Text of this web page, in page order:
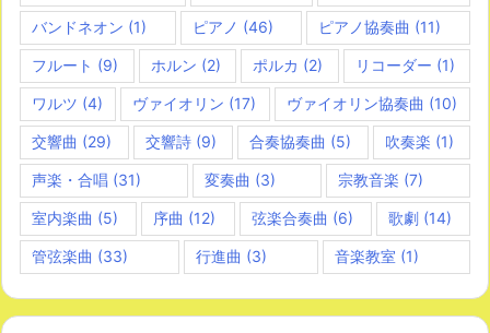
バンドネオン (1) ピアノ (46) ピアノ協奏曲 (11)
フルート (9) ホルン (2) ポルカ (2) リコーダー (1)
ワルツ (4) ヴァイオリン (17) ヴァイオリン協奏曲 (10)
交響曲 (29) 交響詩(9) 合奏協奏曲 (5) 吹奏楽 (1)
声楽・合唱 (31) 変奏曲 (3) 宗教音楽 (7)
室内楽曲 (5) 序曲 (12) 弦楽合奏曲 (6) 歌劇(14)
管弦楽曲 (33) 行進曲 (3) 音楽教室 (1)